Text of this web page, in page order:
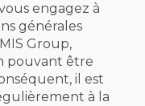
engagez à
générales
Group,
pouvant être
il est
à la